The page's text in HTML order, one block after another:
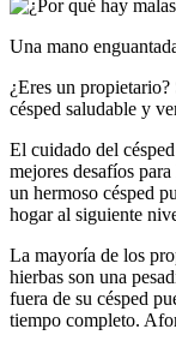
Una mano
¿Eres un propietario?
césped saludable y
El cuidado del
mejores desafíos
un hermoso césped
hogar al siguiente
La mayoría de los
hierbas son una
fuera de su césped
tiempo completo.